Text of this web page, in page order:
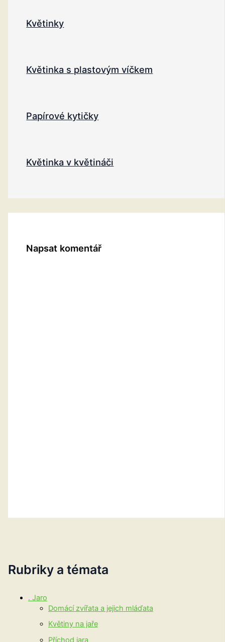
Rubriky a témata
. Jaro
Domácí zvířata a jejich mláďata
Květiny na jaře
Květinky
Květinka s plastovým víčkem
Papírové kytičky
Květinka v květináči
Napsat komentář